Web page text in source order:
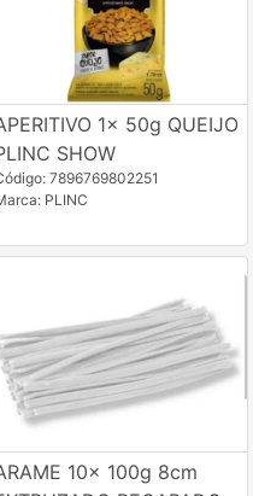
1x 50g QUEIJO
SHOW
7896769802251
PLINC
10x 100g 8cm